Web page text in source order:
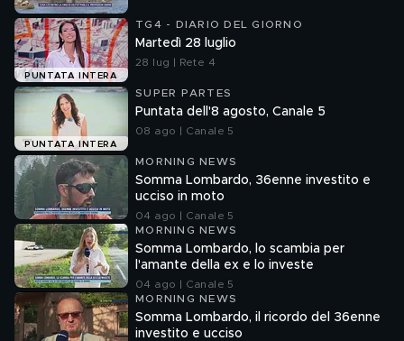
PUNTATA INTERA
TG4 - DIARIO DEL GIORNO
Martedì 28 luglio
28 lug | Rete 4
PUNTATA INTERA
SUPER PARTES
Puntata dell'8 agosto, Canale 5
08 ago | Canale 5
MORNING NEWS
Somma Lombardo, 36enne investito e
ucciso in moto
04 ago | Canale 5
MORNING NEWS
Somma Lombardo, lo scambia per
l'amante della ex e lo investe
04 ago | Canale 5
MORNING NEWS
Somma Lombardo, il ricordo del 36enne
investito e ucciso